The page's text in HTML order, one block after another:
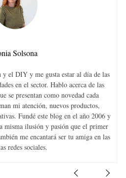
Solsona
y el DIY y me gusta estar al día de las
en el sector. Hablo acerca de las
se presentan como novedad cada
mi atención, nuevos productos,
Fundé este blog en el año 2006 y
misma ilusión y pasión que el primer
me encantará ser tu amiga en las
redes sociales.